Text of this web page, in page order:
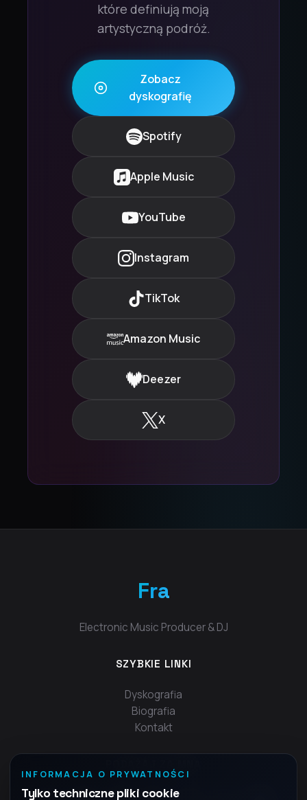
które definiują moją
artystyczną podróż.
Zobacz
dyskografię
Spotify
Apple Music
YouTube
Instagram
TikTok
Amazon Music
Deezer
X
Fra
Electronic Music Producer & DJ
SZYBKIE LINKI
Dyskografia
Biografia
Kontakt
INFORMACJA O PRYWATNOŚCI
Tylko techniczne pliki cookie